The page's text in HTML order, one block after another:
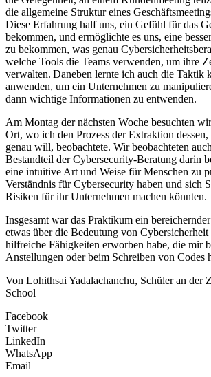
die allgemeine Struktur eines
Diese Erfahrung half uns, ein Gefühl für das
bekommen, und ermöglichte es uns, eine
zu bekommen, was genau
welche Tools die Teams verwenden, um ihre
verwalten. Daneben lernte ich auch die Taktik
anwenden, um ein Unternehmen zu
dann wichtige Informationen zu entwenden.
Am Montag der nächsten Woche besuchten
Ort, wo ich den Prozess der Extraktion
genau will, beobachtete. Wir beobachteten
Bestandteil der Cybersecurity-Beratung darin
eine intuitive Art und Weise für Menschen zu
Verständnis für Cybersecurity haben und sich
Risiken für ihr Unternehmen machen könnten.
Insgesamt war das Praktikum ein
etwas über die Bedeutung von Cybersicherheit
hilfreiche Fähigkeiten erworben habe, die mir
Anstellungen oder beim Schreiben von Codes
Von Lohithsai Yadalachanchu, Schüler an der
School
Facebook
Twitter
LinkedIn
WhatsApp
Email